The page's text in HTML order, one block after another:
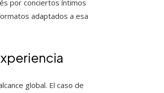
por conciertos íntimos
adaptados a esa
global. El caso de